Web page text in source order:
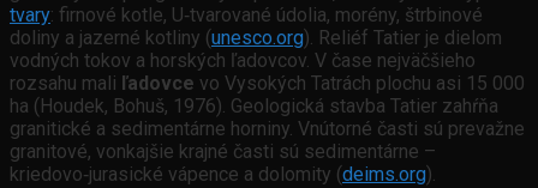
tvary: firnové kotle, U‑tvarované údolia, morény, štrbinové
doliny a jazerné kotliny (unesco.org). Reliéf Tatier je dielom
vodných tokov a horských ľadovcov. V čase nejväčšieho
rozsahu mali ľadovce vo Vysokých Tatrách plochu asi 15 000
ha (Houdek, Bohuš, 1976). Geologická stavba Tatier zahŕňa
granitické a sedimentárne horniny. Vnútorné časti sú prevažne
granitové, vonkajšie krajné časti sú sedimentárne –
kriedovo‑jurasické vápence a dolomity (deims.org).